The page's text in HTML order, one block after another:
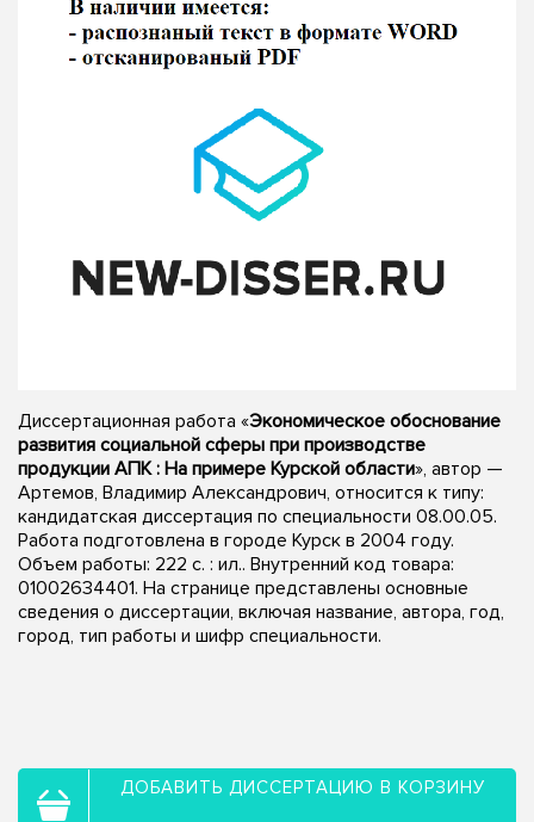
Диссертационная работа «Экономическое обоснование
развития социальной сферы при производстве
продукции АПК : На примере Курской области», автор —
Артемов, Владимир Александрович, относится к типу:
кандидатская диссертация по специальности 08.00.05.
Работа подготовлена в городе Курск в 2004 году.
Объем работы: 222 с. : ил.. Внутренний код товара:
01002634401. На странице представлены основные
сведения о диссертации, включая название, автора, год,
город, тип работы и шифр специальности.
ДОБАВИТЬ ДИССЕРТАЦИЮ В КОРЗИНУ